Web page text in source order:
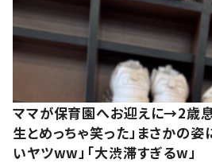
ママが保育園へお迎えに→2歳
生とめっちゃ笑った」まさかの
いヤツww」「大渋滞すぎるw」